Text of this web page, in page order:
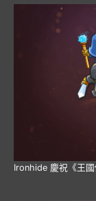
Ironhide 慶祝《王